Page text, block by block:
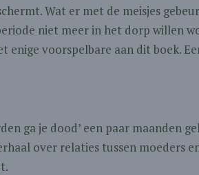
Wat er met de meisjes
niet meer in het dorp willen
voorspelbare aan dit boek.
ga je dood’ een paar maanden
over relaties tussen moeders